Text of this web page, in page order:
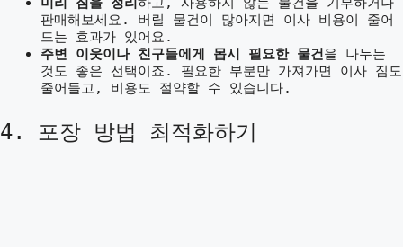
판매해보세요. 버릴 물건이 많아지면 이사 비용이 줄어
드는 효과가 있어요.
주변 이웃이나 친구들에게 몹시 필요한 물건을 나누는
것도 좋은 선택이죠. 필요한 부분만 가져가면 이사 짐도
줄어들고, 비용도 절약할 수 있습니다.
4. 포장 방법 최적화하기